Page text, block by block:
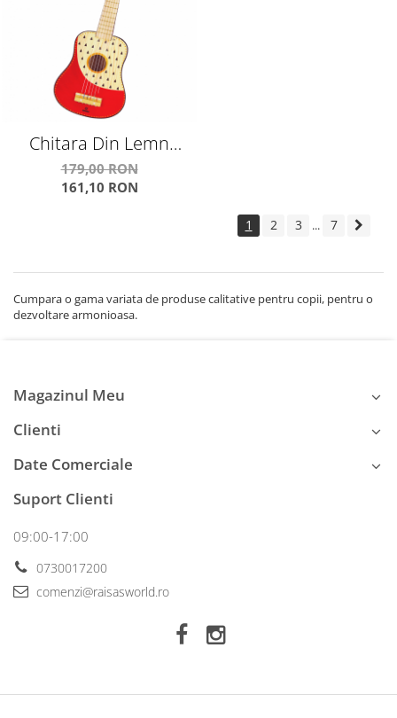
Chitara Din Lemn
Pentru Copii Frumos
Pictata Indie
179,00 RON
161,10 RON
1 2 3 ... 7
Cumpara o gama variata de produse calitative pentru copii, pentru o
dezvoltare armonioasa.
Magazinul Meu
Clienti
Date Comerciale
Suport Clienti
09:00-17:00
0730017200
comenzi@raisasworld.ro